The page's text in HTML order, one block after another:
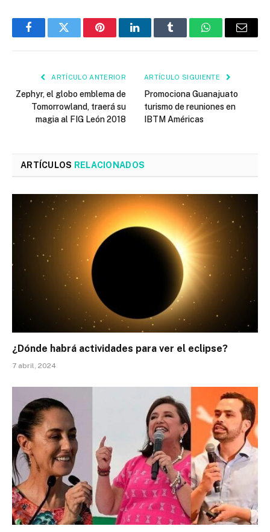
FacebookTwitter PinterestLinkedInTumblr WhatsAppEmail
ARTÍCULO ANTERIOR
Zephyr, el globo emblema de
Tomorrowland, traerá su
magia al FIG León 2018
ARTÍCULO SIGUIENTE
Promociona Guanajuato
turismo de reuniones en
IBTM Américas
ARTÍCULOS RELACIONADOS
¿Dónde habrá actividades para ver el eclipse?
7 abril, 2024